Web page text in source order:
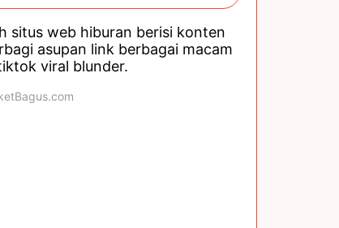
situs web hiburan berisi konten
asupan link berbagai macam
viral blunder.